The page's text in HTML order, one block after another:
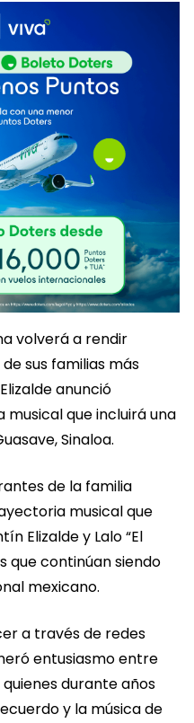
volverá a rendir
sus familias más
anunció
que incluirá una
Sinaloa.
de la familia
musical que
Elizalde y Lalo “El
que continúan siendo
mexicano.
a través de redes
entusiasmo entre
durante años
y la música de